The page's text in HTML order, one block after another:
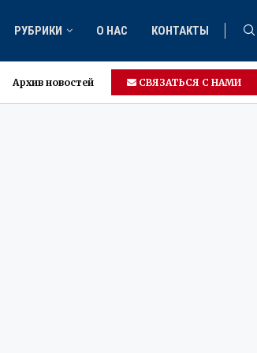
РУБРИКИ О НАС КОНТАКТЫ
Архив новостей СВЯЗАТЬСЯ С НАМИ